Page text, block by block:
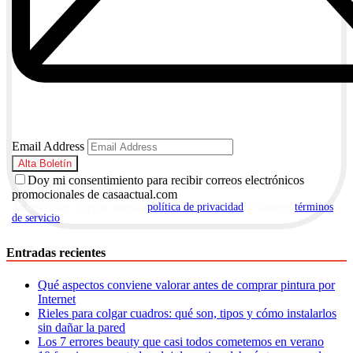
Email Address
Doy mi consentimiento para recibir correos electrónicos
promocionales de casaactual.com
política de privacidad
términos
de servicio
Entradas recientes
Qué aspectos conviene valorar antes de comprar pintura por
Internet
Rieles para colgar cuadros: qué son, tipos y cómo instalarlos
sin dañar la pared
Los 7 errores beauty que casi todos cometemos en verano